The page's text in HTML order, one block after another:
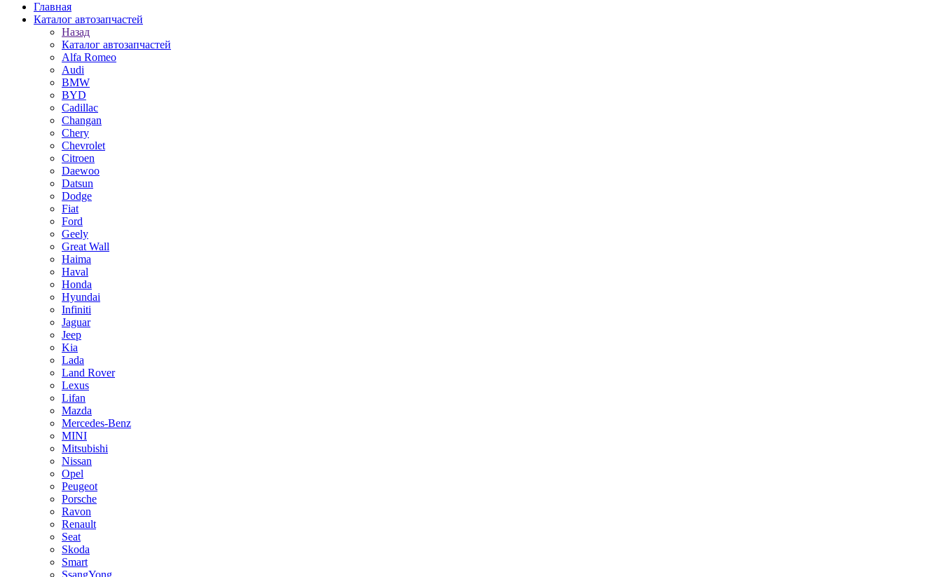
Главная
Каталог автозапчастей
Назад
Каталог автозапчастей
Alfa Romeo
Audi
BMW
BYD
Cadillac
Changan
Chery
Chevrolet
Citroen
Daewoo
Datsun
Dodge
Fiat
Ford
Geely
Great Wall
Haima
Haval
Honda
Hyundai
Infiniti
Jaguar
Jeep
Kia
Lada
Land Rover
Lexus
Lifan
Mazda
Mercedes-Benz
MINI
Mitsubishi
Nissan
Opel
Peugeot
Porsche
Ravon
Renault
Seat
Skoda
Smart
SsangYong